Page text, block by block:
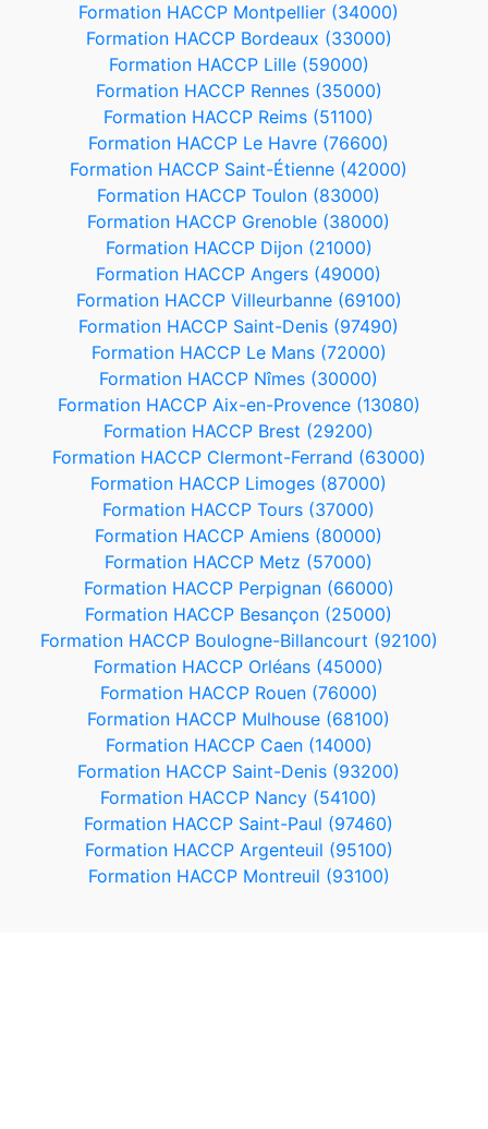
Formation HACCP Montpellier (34000)
Formation HACCP Bordeaux (33000)
Formation HACCP Lille (59000)
Formation HACCP Rennes (35000)
Formation HACCP Reims (51100)
Formation HACCP Le Havre (76600)
Formation HACCP Saint-Étienne (42000)
Formation HACCP Toulon (83000)
Formation HACCP Grenoble (38000)
Formation HACCP Dijon (21000)
Formation HACCP Angers (49000)
Formation HACCP Villeurbanne (69100)
Formation HACCP Saint-Denis (97490)
Formation HACCP Le Mans (72000)
Formation HACCP Nîmes (30000)
Formation HACCP Aix-en-Provence (13080)
Formation HACCP Brest (29200)
Formation HACCP Clermont-Ferrand (63000)
Formation HACCP Limoges (87000)
Formation HACCP Tours (37000)
Formation HACCP Amiens (80000)
Formation HACCP Metz (57000)
Formation HACCP Perpignan (66000)
Formation HACCP Besançon (25000)
Formation HACCP Boulogne-Billancourt (92100)
Formation HACCP Orléans (45000)
Formation HACCP Rouen (76000)
Formation HACCP Mulhouse (68100)
Formation HACCP Caen (14000)
Formation HACCP Saint-Denis (93200)
Formation HACCP Nancy (54100)
Formation HACCP Saint-Paul (97460)
Formation HACCP Argenteuil (95100)
Formation HACCP Montreuil (93100)